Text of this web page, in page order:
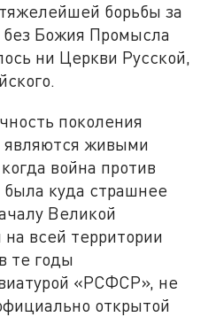
борьбы за
Божия Промысла
ни Церкви Русской,
поколения
являются живыми
война против
была куда страшнее
Великой
всей территории
те годы
«РСФСР», не
открытой